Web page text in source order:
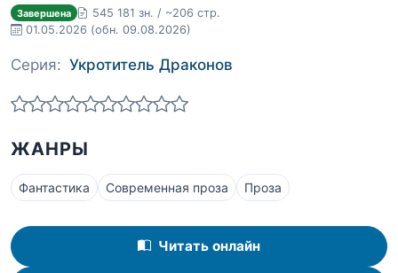
Завершена
545 181 зн. / ~206 стр.
01.05.2026 (обн. 09.08.2026)
Серия: Укротитель Драконов
ЖАНРЫ
Фантастика Современная проза Проза
Читать онлайн